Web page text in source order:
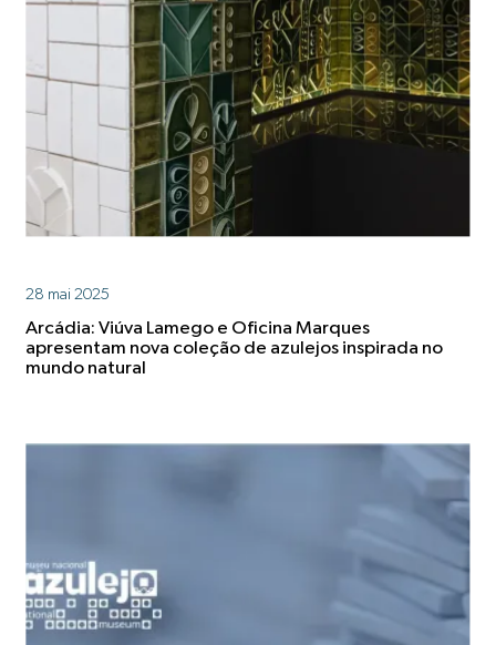
28 mai 2025
Arcádia: Viúva Lamego e Oficina Marques
apresentam nova coleção de azulejos inspirada no
mundo natural